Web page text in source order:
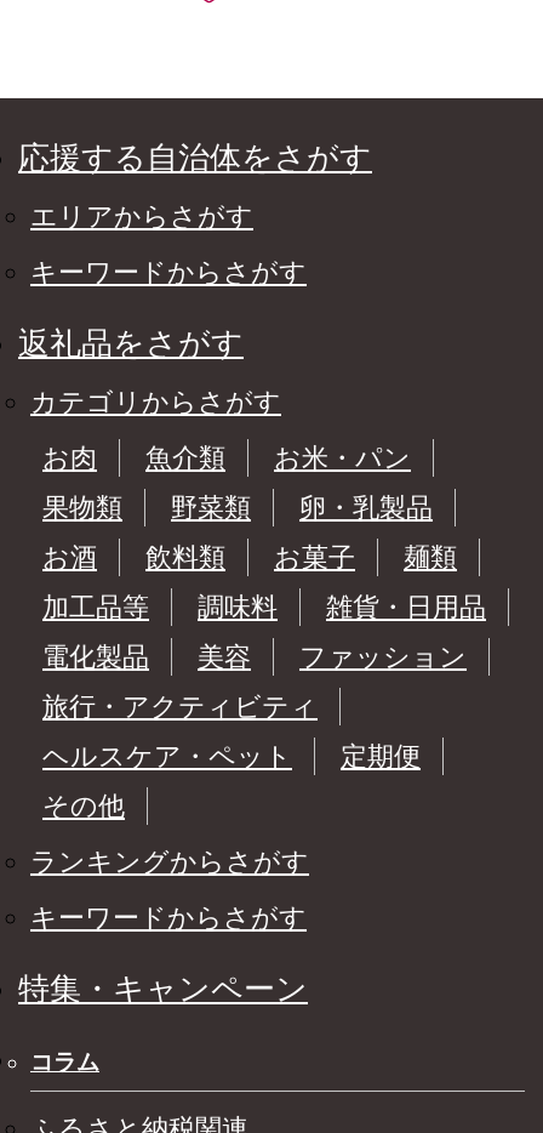
応援する自治体をさがす
エリアからさがす
キーワードからさがす
返礼品をさがす
カテゴリからさがす
お肉
魚介類
お米・パン
果物類
野菜類
卵・乳製品
お酒
飲料類 お菓子
麺類
加工品等
調味料
雑貨・日用品
電化製品
美容
ファッション
旅行・アクティビティ
ヘルスケア・ペット
定期便
その他
ランキングからさがす
キーワードからさがす
特集・キャンペーン
コラム